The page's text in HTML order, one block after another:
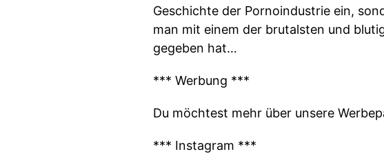
Geschichte der Pornoindustrie ein,
man mit einem der brutalsten und
gegeben hat…
*** Werbung ***
Du möchtest mehr über unsere
*** Instagram ***